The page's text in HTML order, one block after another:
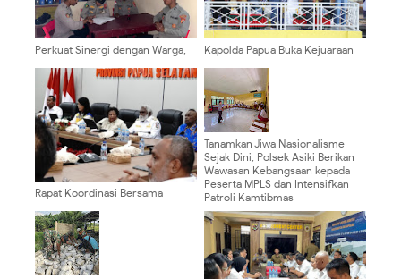
Perkuat Sinergi dengan Warga,
Intensifkan Patroli Dialogis
Malam Hari
Kapolda Papua Buka Kejuaraan
Kapolda Cup 2026
Rapat Koordinasi Bersama
Gubernur Apolo Dorong
Percepatan Pembangunan
Tanamkan Jiwa Nasionalisme
Sejak Dini, Polsek Asiki Berikan
Wawasan Kebangsaan kepada
Peserta MPLS dan Intensifkan
Patroli Kamtibmas